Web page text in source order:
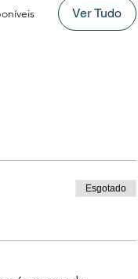
Ver Tudo
Esgotado